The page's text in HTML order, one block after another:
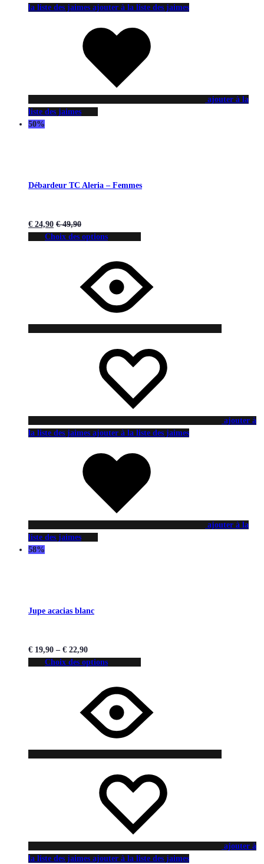
la liste des jaimes ajouter à la liste des jaimes
ajouter à la
liste des jaimes
50%
Débardeur TC Aleria – Femmes
€ 24,90 €49,90
Choix des options
ajouter à
la liste des jaimes ajouter à la liste des jaimes
ajouter à la
liste des jaimes
58%
Jupe acacias blanc
€ 19,90 – € 22,90
Choix des options
ajouter à
la liste des jaimes ajouter à la liste des jaimes